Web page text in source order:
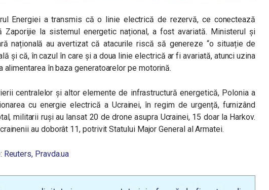
Energiei a transmis că o linie electrică de rezervă, ce conectează
Zaporijie la sistemul energetic național, a fost avariată. Ministerul și
națională au avertizat că atacurile riscă să genereze “o situație de
și că, în cazul în care și a doua linie electrică ar fi avariată, atunci uzina
alimentarea în baza generatoarelor pe motorină.
centralelor și altor elemente de infrastructură energetică, Polonia a
cu energie electrică a Ucrainei, în regim de urgență, furnizând
militarii ruși au lansat 20 de drone asupra Ucrainei, 15 doar la Harkov.
au doborât 11, potrivit Statului Major General al Armatei.
Reuters, Pravda.ua